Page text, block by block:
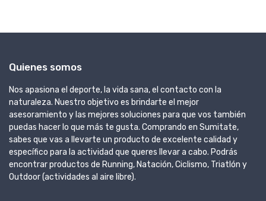
Quienes somos
Nos apasiona el deporte, la vida sana, el contacto con la
naturaleza. Nuestro objetivo es brindarte el mejor
asesoramiento y las mejores soluciones para que vos también
puedas hacer lo que más te gusta. Comprando en Sumitate,
sabes que vas a llevarte un producto de excelente calidad y
específico para la actividad que queres llevar a cabo. Podrás
encontrar productos de Running, Natación, Ciclismo, Triatlón y
Outdoor (actividades al aire libre).